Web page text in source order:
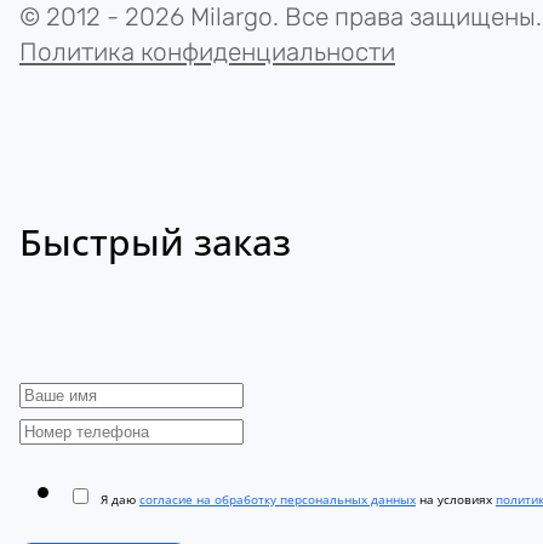
© 2012 - 2026 Milargo. Все права защищены.
Политика конфиденциальности
Быстрый заказ
Я даю согласие на обработку персональных данных на условиях